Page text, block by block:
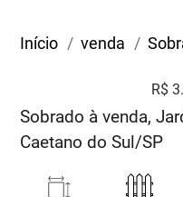
Início venda
R$
Sobrado à venda,
Caetano do Sul/SP